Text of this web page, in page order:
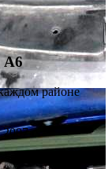
А6
районе
г